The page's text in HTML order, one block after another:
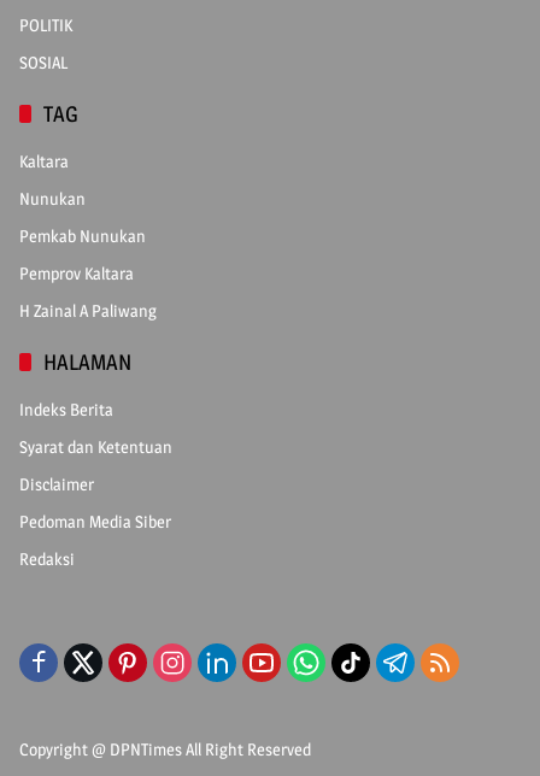
POLITIK
SOSIAL
TAG
Kaltara
Nunukan
Pemkab Nunukan
Pemprov Kaltara
H Zainal A Paliwang
HALAMAN
Indeks Berita
Syarat dan Ketentuan
Disclaimer
Pedoman Media Siber
Redaksi
Copyright @ DPNTimesAll Right Reserved